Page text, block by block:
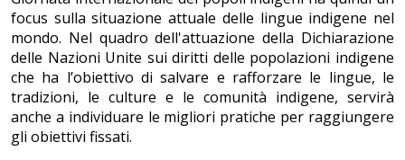
focus sulla situazione attuale delle lingue indigene nel
mondo. Nel quadro dell'attuazione della Dichiarazione
delle Nazioni Unite sui diritti delle popolazioni indigene
che ha l’obiettivo di salvare e rafforzare le lingue, le
tradizioni, le culture e le comunità indigene, servirà
anche a individuare le migliori pratiche per raggiungere
gli obiettivi fissati.